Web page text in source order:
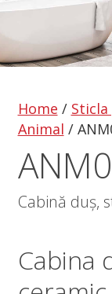
Home /
Animal /
Cabină duș,
Cabina